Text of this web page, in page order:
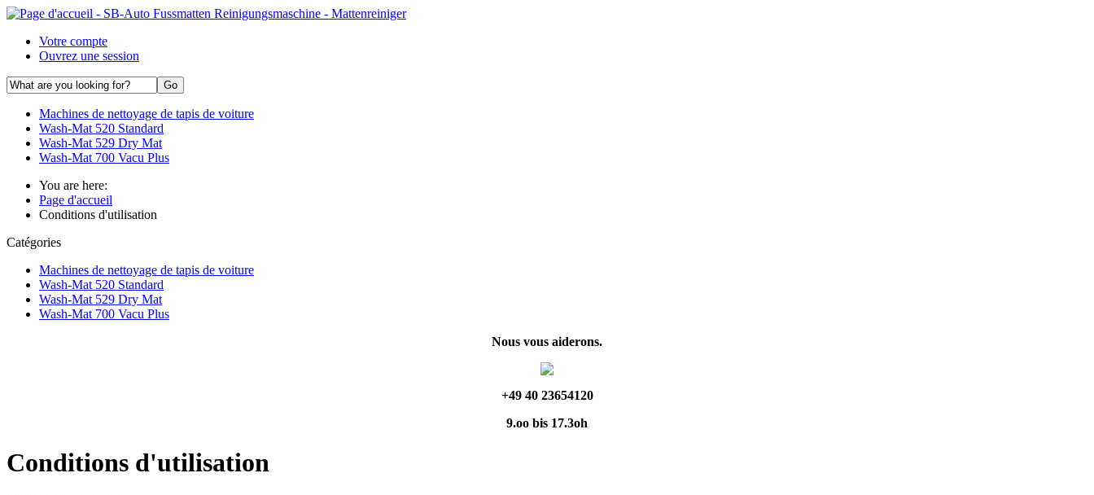
Votre compte
Ouvrez une session
Machines de nettoyage de tapis de voiture
Wash-Mat 520 Standard
Wash-Mat 529 Dry Mat
Wash-Mat 700 Vacu Plus
You are here:
Page d'accueil
Conditions d'utilisation
Catégories
Machines de nettoyage de tapis de voiture
Wash-Mat 520 Standard
Wash-Mat 529 Dry Mat
Wash-Mat 700 Vacu Plus
Nous vous aiderons.
+49 40 23654120
9.oo bis 17.3oh
Conditions d'utilisation